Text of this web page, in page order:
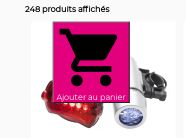
248produits affichés
Ajouter au panier